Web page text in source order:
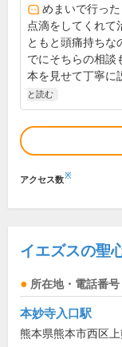
めまいで行っ
点滴をしてくれて
ともと頭痛持ちな
でにそちらの相談
本を見せて丁寧に
と読む
アクセス数※
イエズスの聖
所在地・電話番号
本妙寺入口駅
熊本県熊本市西区